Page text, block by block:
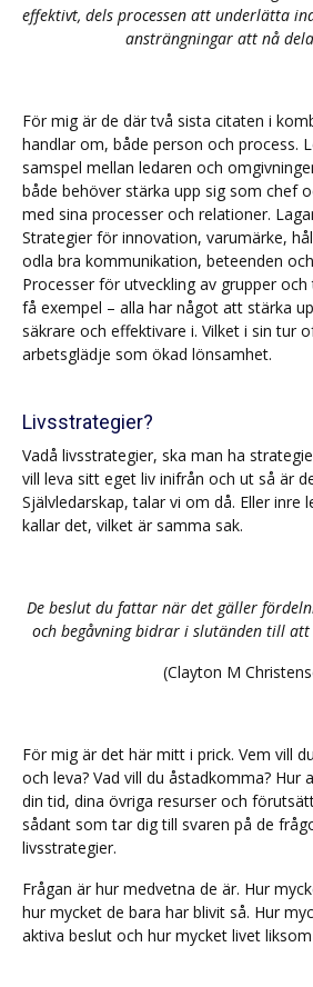
effektivt, dels processen att underlätta
ansträngningar att nå
För mig är de där två sista citaten i
handlar om, både person och process.
samspel mellan ledaren och
både behöver stärka upp sig som chef
med sina processer och relationer.
Strategier för innovation, varumärke,
odla bra kommunikation, beteenden
Processer för utveckling av grupper
få exempel – alla har något att stärka
säkrare och effektivare i. Vilket i sin tur
arbetsglädje som ökad lönsamhet.
Livsstrategier?
Vadå livsstrategier, ska man ha
vill leva sitt eget liv inifrån och ut så är
Självledarskap, talar vi om då. Eller inre
kallar det, vilket är samma sak.
De beslut du fattar när det gäller
och begåvning bidrar i slutänden till
(Clayton M
För mig är det här mitt i prick. Vem vill
och leva? Vad vill du åstadkomma? Hur
din tid, dina övriga resurser och
sådant som tar dig till svaren på de
livsstrategier.
Frågan är hur medvetna de är. Hur
hur mycket de bara har blivit så. Hur
aktiva beslut och hur mycket livet